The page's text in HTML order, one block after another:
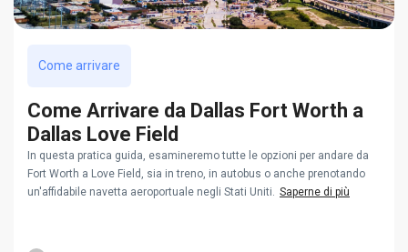
Come arrivare
Come Arrivare da Dallas Fort Worth a
Dallas Love Field
In questa pratica guida, esamineremo tutte le opzioni per andare da
Fort Worth a Love Field, sia in treno, in autobus o anche prenotando
un'affidabile navetta aeroportuale negli Stati Uniti.
Saperne di più